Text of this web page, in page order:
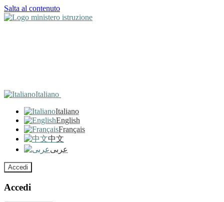
Salta al contenuto
Italiano
Italiano
English
Français
中文
عربى
Accedi
Accedi